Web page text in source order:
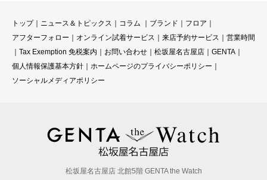
トップ｜ ニュース＆トピックス コラム ｜ ブランド フロア
アフターフォロー
オンライン試着サービス 来店予約サービス
営業時間
Tax Exemption 免税案内 お問い合わせ 松坂屋名古屋店 GENTA
個人情報保護基本方針
ホームページのプライバシーポリシー
ソーシャルメディアポリシー
松坂屋名古屋店 北館5階 GENTA the Watch